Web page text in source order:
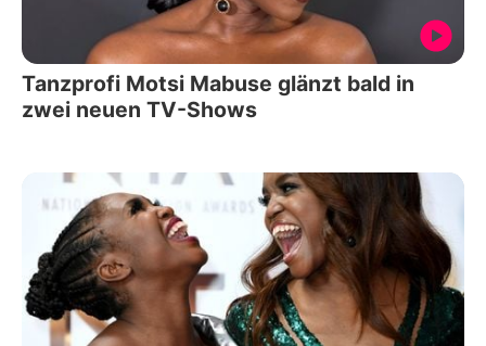
Tanzprofi Motsi Mabuse glänzt bald in
zwei neuen TV-Shows